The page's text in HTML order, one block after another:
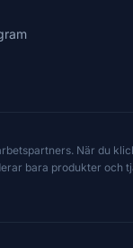
När du
bara produkter och